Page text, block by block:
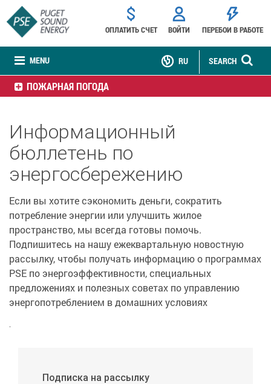
MENU
ОПЛАТИТЬ СЧЕТ ВОЙТИ ПЕРЕБОИ В РАБОТЕ
SEARCH
RU
ПОЖАРНАЯ ПОГОДА
Информационный
бюллетень по
энергосбережению
Если вы хотите сэкономить деньги, сократить
потребление энергии или улучшить жилое
пространство, мы всегда готовы помочь.
Подпишитесь на нашу ежеквартальную новостную
рассылку, чтобы получать информацию о программах
PSE по энергоэффективности, специальных
предложениях и полезных советах по управлению
энергопотреблением в домашних условиях
.
Подписка на рассылку